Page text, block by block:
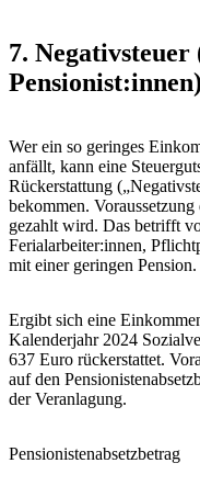
7.
Pensionist:innen)
Wer ein so geringes
anfällt, kann eine
Rückerstattung
bekommen.
gezahlt wird. Das betrifft
Ferialarbeiter:innen,
mit einer geringen Pension.
Ergibt sich eine
Kalenderjahr 2024
637 Euro rückerstattet.
auf den
der Veranlagung.
Pensionistenabsetzbetrag